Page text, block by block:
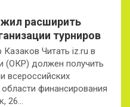
расширить
турниров
Читать iz.ru в
(ОКР) должен получить
всероссийских
финансирования
26…